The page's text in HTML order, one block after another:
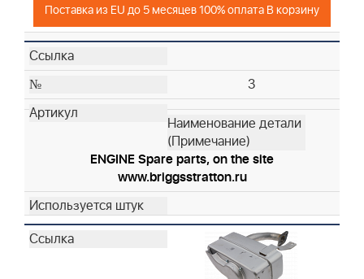
Поставка из EU до 5 месяцев 100% оплата В корзину
3
ENGINE Spare parts, on the site
www.briggsstratton.ru